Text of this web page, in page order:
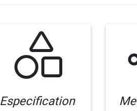
Especification